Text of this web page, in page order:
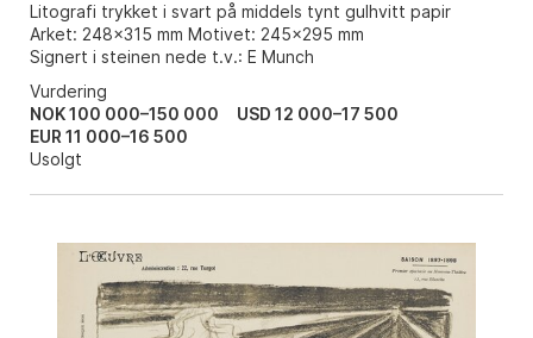
Litografi trykket i svart på middels tynt gulhvitt papir
Arket: 248x315 mm Motivet: 245x295 mm
Signert i steinen nede t.v.: E Munch
Vurdering
NOK 100 000–150 000
USD 12 000–17 500
EUR 11 000–16 500
Usolgt